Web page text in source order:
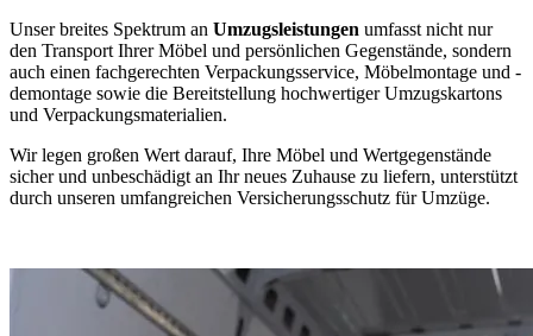
Unser breites Spektrum an Umzugsleistungen umfasst nicht nur
den Transport Ihrer Möbel und persönlichen Gegenstände, sondern
auch einen fachgerechten Verpackungsservice, Möbelmontage und -
demontage sowie die Bereitstellung hochwertiger Umzugskartons
und Verpackungsmaterialien.
Wir legen großen Wert darauf, Ihre Möbel und Wertgegenstände
sicher und unbeschädigt an Ihr neues Zuhause zu liefern, unterstützt
durch unseren umfangreichen Versicherungsschutz für Umzüge.